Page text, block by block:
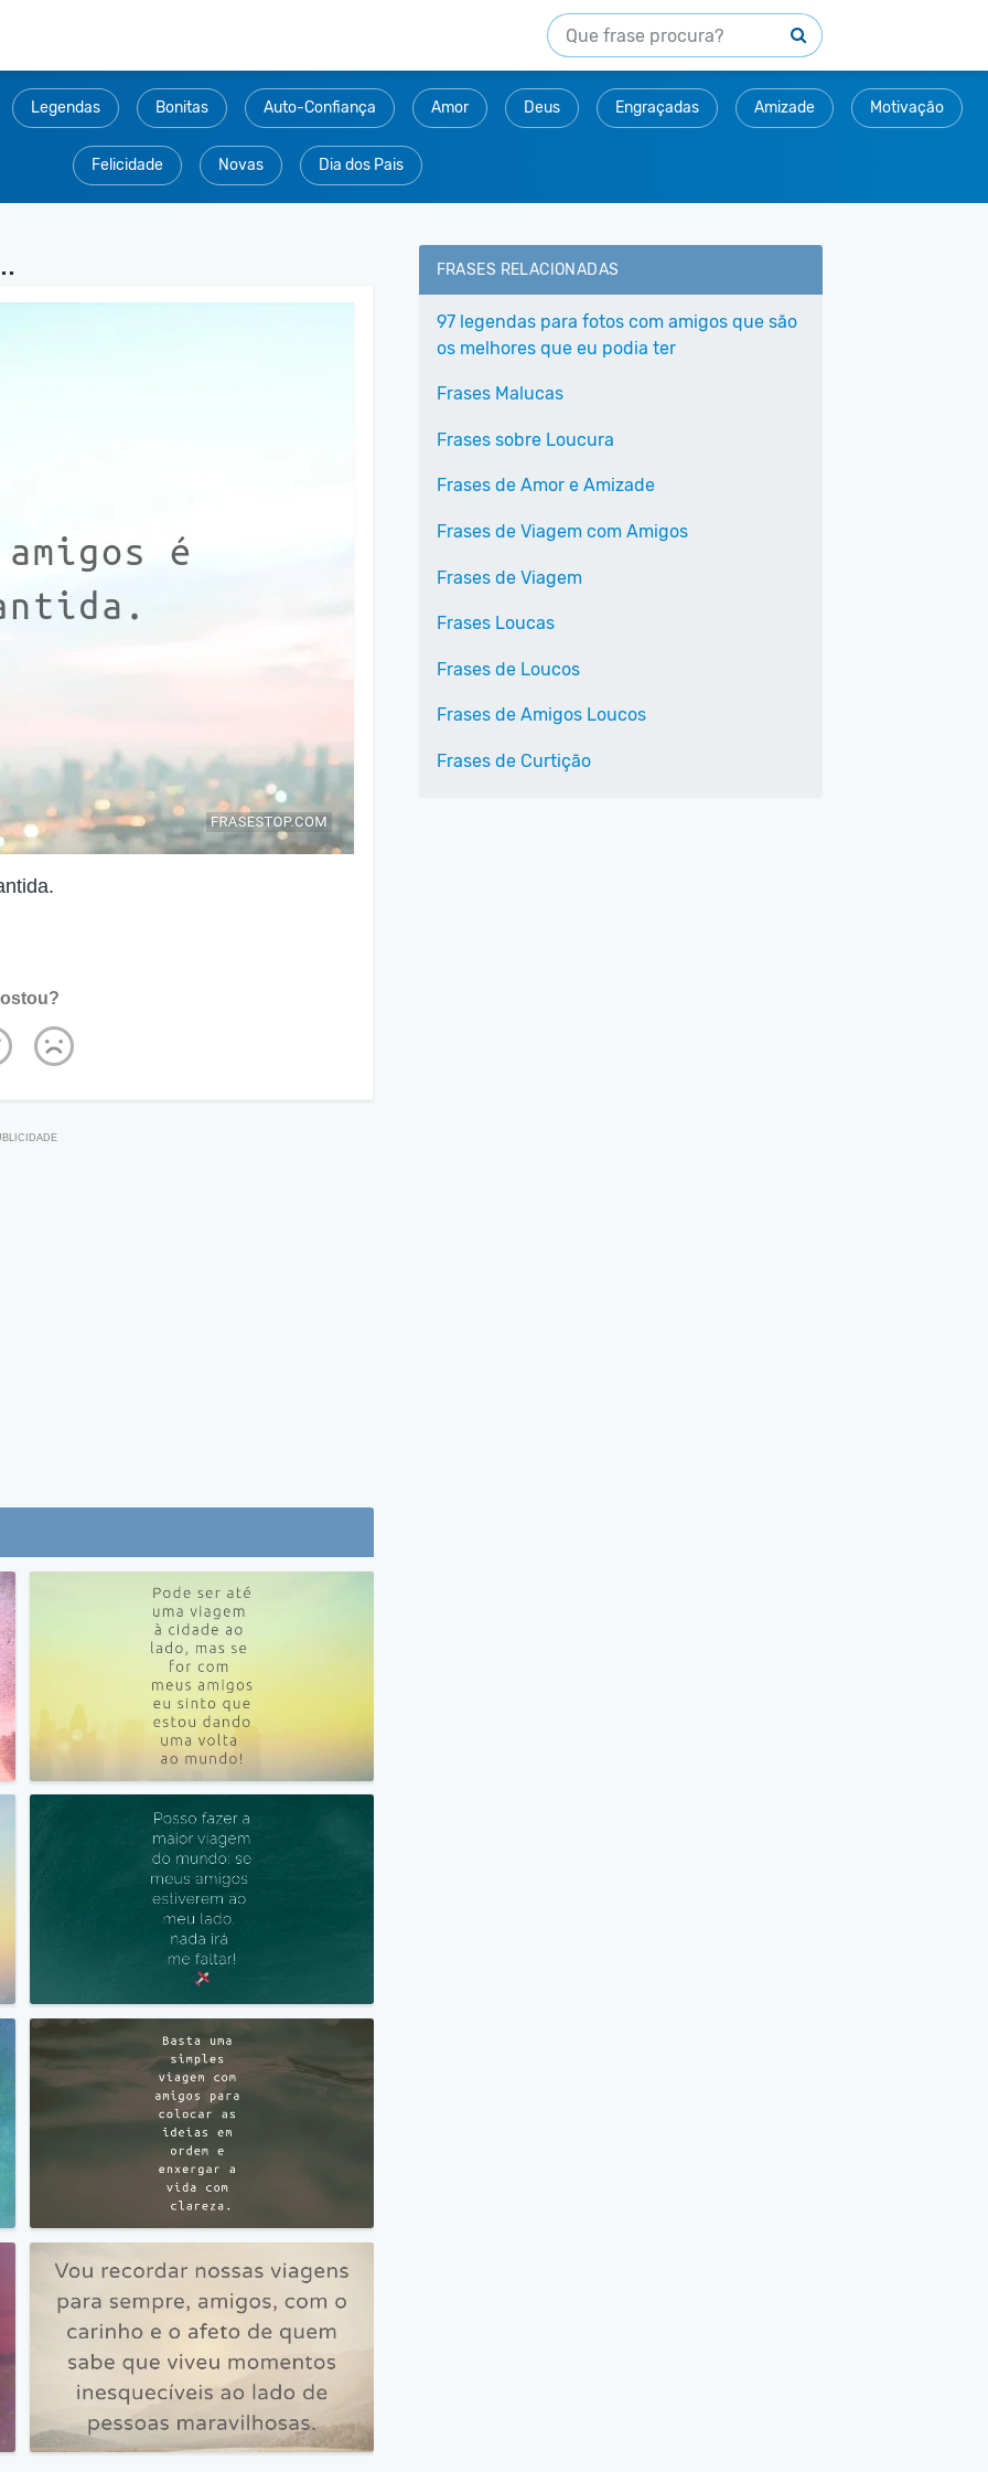
Legendas Bonitas Auto-Confiança Amor Deus Engraçadas Amizade Motivação
Felicidade Novas Dia dos Pais
FRASES RELACIONADAS
97 legendas para fotos com amigos que são
os melhores que eu podia ter
Frases Malucas
Frases sobre Loucura
Frases de Amor e Amizade
Frases de Viagem com Amigos
Frases de Viagem
Frases Loucas
Frases de Loucos
Frases de Amigos Loucos
Frases de Curtição